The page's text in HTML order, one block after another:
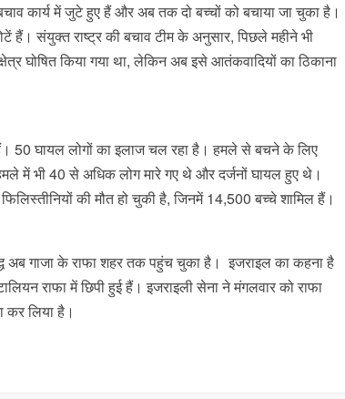
कार्य में जुटे हुए हैं और अब तक दो बच्चों को बचाया जा चुका है।
संयुक्त राष्ट्र की बचाव टीम के अनुसार, पिछले महीने भी
घोषित किया गया था, लेकिन अब इसे आतंकवादियों का ठिकाना
50 घायल लोगों का इलाज चल रहा है। हमले से बचने के लिए
भी 40 से अधिक लोग मारे गए थे और दर्जनों घायल हुए थे।
की मौत हो चुकी है, जिनमें 14,500 बच्चे शामिल हैं।
अब गाजा के राफा शहर तक पहुंच चुका है। इजराइल का कहना है
राफा में छिपी हुई हैं। इजराइली सेना ने मंगलवार को राफा
कर लिया है।